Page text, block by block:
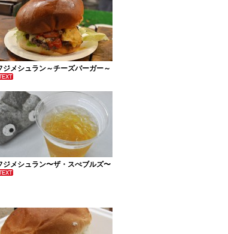
ジメシュラン～チーズバーガー～
ジメシュラン〜ザ・スぺブルズ〜